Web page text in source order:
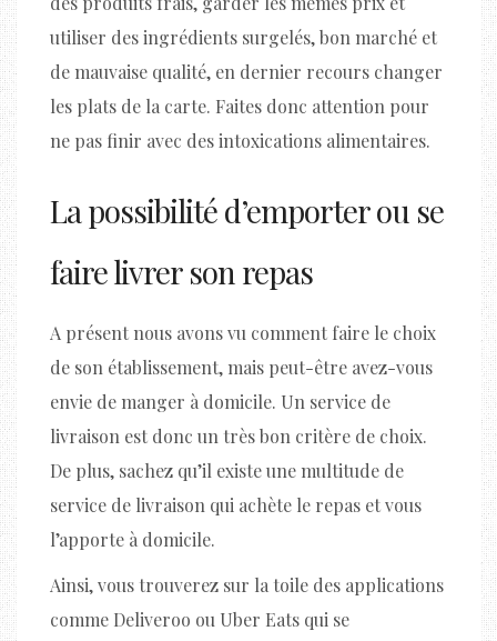
utiliser des ingrédients surgelés, bon marché et
de mauvaise qualité, en dernier recours changer
les plats de la carte. Faites donc attention pour
ne pas finir avec des intoxications alimentaires.
La possibilité d’emporter ou se
faire livrer son repas
A présent nous avons vu comment faire le choix
de son établissement, mais peut-être avez-vous
envie de manger à domicile. Un service de
livraison est donc un très bon critère de choix.
De plus, sachez qu’il existe une multitude de
service de livraison qui achète le repas et vous
l’apporte à domicile.
Ainsi, vous trouverez sur la toile des applications
comme Deliveroo ou Uber Eats qui se